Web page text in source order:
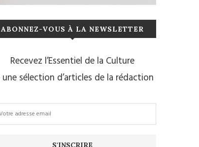
ABONNEZ-VOUS À LA NEWSLETTER
Recevez l’Essentiel de la Culture
sélection d’articles de la rédaction